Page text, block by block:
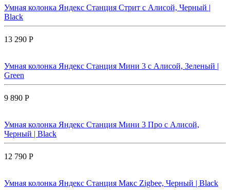
Умная колонка Яндекс Станция Стрит с Алисой, Черный |
Black
13 290 Р
Умная колонка Яндекс Станция Мини 3 с Алисой, Зеленый |
Green
9 890 Р
Умная колонка Яндекс Станция Мини 3 Про с Алисой,
Черный | Black
12 790 Р
Умная колонка Яндекс Станция Макс Zigbee, Черный | Black